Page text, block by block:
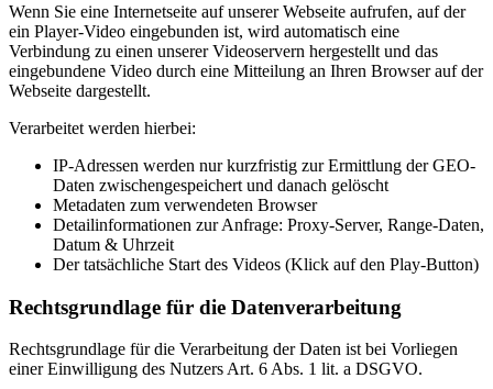
Wenn Sie eine Internetseite auf unserer Webseite aufrufen, auf der
ein Player-Video eingebunden ist, wird automatisch eine
Verbindung zu einen unserer Videoservern hergestellt und das
eingebundene Video durch eine Mitteilung an Ihren Browser auf der
Webseite dargestellt.
Verarbeitet werden hierbei:
IP-Adressen werden nur kurzfristig zur Ermittlung der GEO-
Daten zwischengespeichert und danach gelöscht
Metadaten zum verwendeten Browser
Detailinformationen zur Anfrage: Proxy-Server, Range-Daten,
Datum & Uhrzeit
Der tatsächliche Start des Videos (Klick auf den Play-Button)
Rechtsgrundlage für die Datenverarbeitung
Rechtsgrundlage für die Verarbeitung der Daten ist bei Vorliegen
einer Einwilligung des Nutzers Art. 6 Abs. 1 lit. a DSGVO.